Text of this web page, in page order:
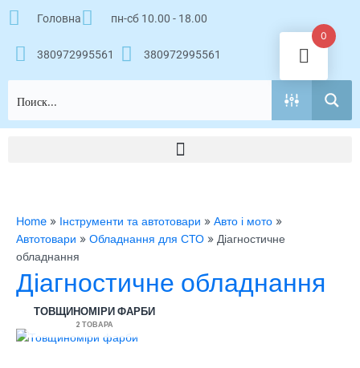
Перейти
Головна пн-сб 10.00 - 18.00
380972995561 380972995561
Home » Інструменти та автотовари » Авто і мото »
Автотовари » Обладнання для СТО » Діагностичне
обладнання
Діагностичне обладнання
ТОВЩИНОМІРИ ФАРБИ
2 ТОВАРА
0